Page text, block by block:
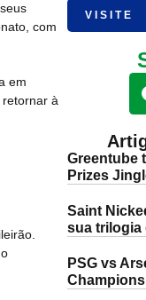
com
em
à
VISITE
Greentube
Prizes
Saint
sua trilogia
PSG vs